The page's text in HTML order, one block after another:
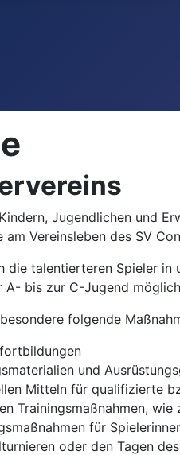
Jugendlichen und
Vereinsleben des SV
die talentierteren Spieler
bis zur C-Jugend
folgende
und
Mitteln für qualifizierte
Trainingsmaßnahmen,
für
oder den Tagen